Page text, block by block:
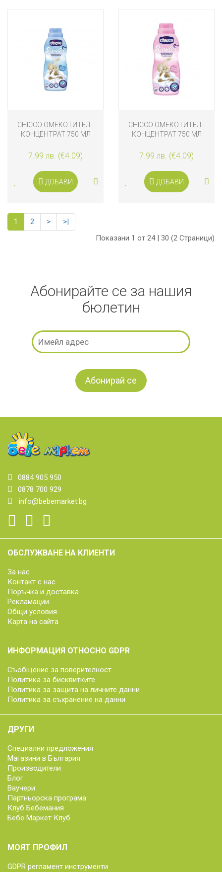
CHICCO ОМЕКОТИТЕЛ -
КОНЦЕНТРАТ 750 МЛ
7.99 лв. (€4.09)
ДОБАВИ
CHICCO ОМЕКОТИТЕЛ -
КОНЦЕНТРАТ 750 МЛ
7.99 лв. (€4.09)
ДОБАВИ
1 2 >
>|
Показани 1 от 24 | 30 (2 Страници)
Абонирайте се за нашия
бюлетин
0884 905 950
0878 700 929
info@bebemarket.bg
ОБСЛУЖВАНЕ НА КЛИЕНТИ
За нас
Контакт с нас
Поръчка и доставка
Рекламации
Общи условия
Карта на сайта
ИНФОРМАЦИЯ ОТНОСНО GDPR
Съобщение за поверителност
Политика за бисквитките
Политика за защита на личните данни
Политика за съхранение на данни
ДРУГИ
Специални предложения
Магазини в България
Производители
Блог
Ваучери
Партньорска програма
Клуб Бебемания
Бебе Маркет Клуб
МОЯТ ПРОФИЛ
GDPR регламент инструменти